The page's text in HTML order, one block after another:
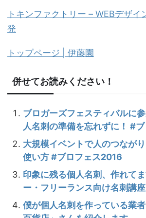
トキンファクトリー – WEBデザイ
発
トップページ | 伊藤園
併せてお読みください！
ブロガーズフェスティバルに
人名刺の準備を忘れずに！ #
大規模イベントで人のつなが
使い方 #ブロフェス2016
印象に残る個人名刺、作れて
ー・フリーランス向け名刺講
僕が個人名刺を作っている業